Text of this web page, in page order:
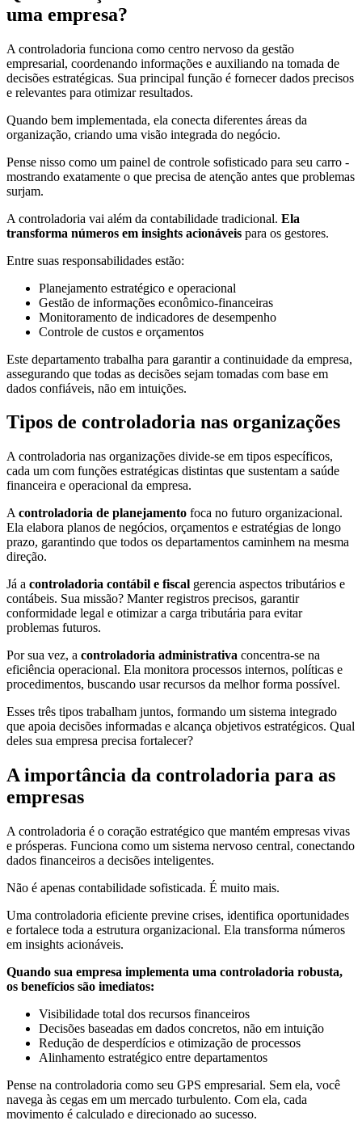
uma empresa?
A controladoria funciona como centro nervoso da gestão
empresarial, coordenando informações e auxiliando na tomada de
decisões estratégicas. Sua principal função é fornecer dados precisos
e relevantes para otimizar resultados.
Quando bem implementada, ela conecta diferentes áreas da
organização, criando uma visão integrada do negócio.
Pense nisso como um painel de controle sofisticado para seu carro -
mostrando exatamente o que precisa de atenção antes que problemas
surjam.
A controladoria vai além da contabilidade tradicional. Ela
transforma números em insights acionáveis para os gestores.
Entre suas responsabilidades estão:
Planejamento estratégico e operacional
Gestão de informações econômico-financeiras
Monitoramento de indicadores de desempenho
Controle de custos e orçamentos
Este departamento trabalha para garantir a continuidade da empresa,
assegurando que todas as decisões sejam tomadas com base em
dados confiáveis, não em intuições.
Tipos de controladoria nas organizações
A controladoria nas organizações divide-se em tipos específicos,
cada um com funções estratégicas distintas que sustentam a saúde
financeira e operacional da empresa.
A controladoria de planejamento foca no futuro organizacional.
Ela elabora planos de negócios, orçamentos e estratégias de longo
prazo, garantindo que todos os departamentos caminhem na mesma
direção.
Já a controladoria contábil e fiscal gerencia aspectos tributários e
contábeis. Sua missão? Manter registros precisos, garantir
conformidade legal e otimizar a carga tributária para evitar
problemas futuros.
Por sua vez, a controladoria administrativa concentra-se na
eficiência operacional. Ela monitora processos internos, políticas e
procedimentos, buscando usar recursos da melhor forma possível.
Esses três tipos trabalham juntos, formando um sistema integrado
que apoia decisões informadas e alcança objetivos estratégicos. Qual
deles sua empresa precisa fortalecer?
A importância da controladoria para as
empresas
A controladoria é o coração estratégico que mantém empresas vivas
e prósperas. Funciona como um sistema nervoso central, conectando
dados financeiros a decisões inteligentes.
Não é apenas contabilidade sofisticada. É muito mais.
Uma controladoria eficiente previne crises, identifica oportunidades
e fortalece toda a estrutura organizacional. Ela transforma números
em insights acionáveis.
Quando sua empresa implementa uma controladoria robusta,
os benefícios são imediatos:
Visibilidade total dos recursos financeiros
Decisões baseadas em dados concretos, não em intuição
Redução de desperdícios e otimização de processos
Alinhamento estratégico entre departamentos
Pense na controladoria como seu GPS empresarial. Sem ela, você
navega às cegas em um mercado turbulento. Com ela, cada
movimento é calculado e direcionado ao sucesso.